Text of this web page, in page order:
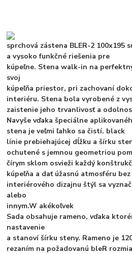
sprchová zástena BLER-2 100x195
a vysoko funkčné riešenia pre
kúpeľne. Stena walk-in na
svoj
kúpeľňa priestor, pri zachovaní
interiéru. Stena bolavyrobené z
zaistenie jeho trvanlivosť a
Navyše vďaka špeciálne
stena je veľmi ľahko sa čistí. black
línie prebiehajúcej dĺžku a šírku
​​ochutené s jemnou geometriou
čírym sklom osvieži každý
kúpeľňa a dať úžasnú atmosféru
interiérového dizajnu štýl sa
alebo
innym.W akékoľvek
Sada obsahuje rameno, vďaka
nastavenie
a stanoví šírku steny. Rameno je
rezaním na požadovanú bleR